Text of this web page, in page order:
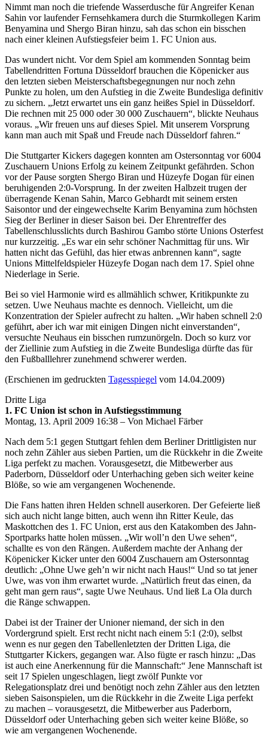
Nimmt man noch die triefende Wasserdusche für Angreifer Kenan
Sahin vor laufender Fernsehkamera durch die Sturmkollegen Karim
Benyamina und Shergo Biran hinzu, sah das schon ein bisschen
nach einer kleinen Aufstiegsfeier beim 1. FC Union aus.
Das wundert nicht. Vor dem Spiel am kommenden Sonntag beim
Tabellendritten Fortuna Düsseldorf brauchen die Köpenicker aus
den letzten sieben Meisterschaftsbegegnungen nur noch zehn
Punkte zu holen, um den Aufstieg in die Zweite Bundesliga definitiv
zu sichern. „Jetzt erwartet uns ein ganz heißes Spiel in Düsseldorf.
Die rechnen mit 25 000 oder 30 000 Zuschauern“, blickte Neuhaus
voraus. „Wir freuen uns auf dieses Spiel. Mit unserem Vorsprung
kann man auch mit Spaß und Freude nach Düsseldorf fahren.“
Die Stuttgarter Kickers dagegen konnten am Ostersonntag vor 6004
Zuschauern Unions Erfolg zu keinem Zeitpunkt gefährden. Schon
vor der Pause sorgten Shergo Biran und Hüzeyfe Dogan für einen
beruhigenden 2:0-Vorsprung. In der zweiten Halbzeit trugen der
überragende Kenan Sahin, Marco Gebhardt mit seinem ersten
Saisontor und der eingewechselte Karim Benyamina zum höchsten
Sieg der Berliner in dieser Saison bei. Der Ehrentreffer des
Tabellenschlusslichts durch Bashirou Gambo störte Unions Osterfest
nur kurzzeitig. „Es war ein sehr schöner Nachmittag für uns. Wir
hatten nicht das Gefühl, das hier etwas anbrennen kann“, sagte
Unions Mittelfeldspieler Hüzeyfe Dogan nach dem 17. Spiel ohne
Niederlage in Serie.
Bei so viel Harmonie wird es allmählich schwer, Kritikpunkte zu
setzen. Uwe Neuhaus machte es dennoch. Vielleicht, um die
Konzentration der Spieler aufrecht zu halten. „Wir haben schnell 2:0
geführt, aber ich war mit einigen Dingen nicht einverstanden“,
versuchte Neuhaus ein bisschen rumzunörgeln. Doch so kurz vor
der Ziellinie zum Aufstieg in die Zweite Bundesliga dürfte das für
den Fußballlehrer zunehmend schwerer werden.
(Erschienen im gedruckten Tagesspiegel vom 14.04.2009)
Dritte Liga
1. FC Union ist schon in Aufstiegsstimmung
Montag, 13. April 2009 16:38 – Von Michael Färber
Nach dem 5:1 gegen Stuttgart fehlen dem Berliner Drittligisten nur
noch zehn Zähler aus sieben Partien, um die Rückkehr in die Zweite
Liga perfekt zu machen. Vorausgesetzt, die Mitbewerber aus
Paderborn, Düsseldorf oder Unterhaching geben sich weiter keine
Blöße, so wie am vergangenen Wochenende.
Die Fans hatten ihren Helden schnell auserkoren. Der Gefeierte ließ
sich auch nicht lange bitten, auch wenn ihn Ritter Keule, das
Maskottchen des 1. FC Union, erst aus den Katakomben des Jahn-
Sportparks hatte holen müssen. „Wir woll’n den Uwe sehen“,
schallte es von den Rängen. Außerdem machte der Anhang der
Köpenicker Kicker unter den 6004 Zuschauern am Ostersonntag
deutlich: „Ohne Uwe geh’n wir nicht nach Haus!“ Und so tat jener
Uwe, was von ihm erwartet wurde. „Natürlich freut das einen, da
geht man gern raus“, sagte Uwe Neuhaus. Und ließ La Ola durch
die Ränge schwappen.
Dabei ist der Trainer der Unioner niemand, der sich in den
Vordergrund spielt. Erst recht nicht nach einem 5:1 (2:0), selbst
wenn es nur gegen den Tabellenletzten der Dritten Liga, die
Stuttgarter Kickers, gegangen war. Also fügte er rasch hinzu: „Das
ist auch eine Anerkennung für die Mannschaft:“ Jene Mannschaft ist
seit 17 Spielen ungeschlagen, liegt zwölf Punkte vor
Relegationsplatz drei und benötigt noch zehn Zähler aus den letzten
sieben Saisonspielen, um die Rückkehr in die Zweite Liga perfekt
zu machen – vorausgesetzt, die Mitbewerber aus Paderborn,
Düsseldorf oder Unterhaching geben sich weiter keine Blöße, so
wie am vergangenen Wochenende.